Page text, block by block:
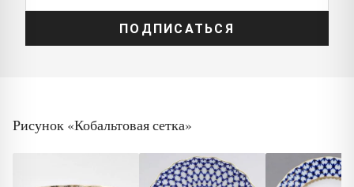
ПОДПИСАТЬСЯ
Рисунок «Кобальтовая сетка»